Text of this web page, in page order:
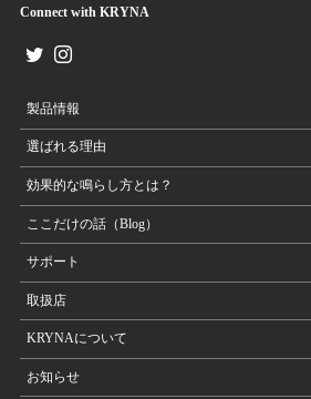
Connect with KRYNA
製品情報
選ばれる理由
効果的な鳴らし方とは？
ここだけの話（Blog）
サポート
取扱店
KRYNAについて
お知らせ